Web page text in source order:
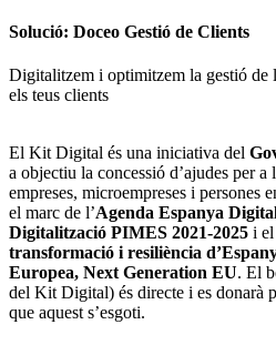
Solució: Doceo Gestió de Clients
Digitalitzem i optimitzem la gestió de
els teus clients
El Kit Digital és una iniciativa del
a objectiu la concessió d’ajudes per
empreses, microempreses i persones
el marc de l’Agenda Espanya
Digitalització PIMES 2021-2025 i el
transformació i resiliència
Europea, Next Generation EU. El
del Kit Digital) és directe i es donarà
que aquest s’esgoti.